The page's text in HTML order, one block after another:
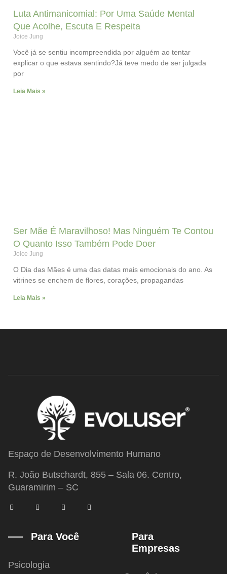
Luta Antimanicomial: Por Uma Saúde Mental
Que Acolhe, Escuta E Respeita
Joice Jung
Você já se sentiu incompreendida por alguém ao tentar
explicar o que estava sentindo?Já teve medo de ser julgada
por
Leia Mais »
Ser Mãe É Maravilhoso! Mas Ninguém Te Contou
O Quanto Isso Também Pode Doer
Joice Jung
O Dia das Mães é uma das datas mais emocionais do ano. As
vitrines se enchem de flores, corações, propagandas
Leia Mais »
Espaço de Desenvolvimento Humano
R. João Butschardt, 855 – Sala 06. Centro,
Guaramirim – SC
F
a
-
T
w
t
e
I
n
a
g
Y
o
Para Você
Psicologia
Para
Empresas